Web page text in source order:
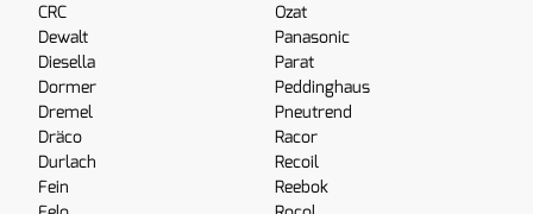
CRC
Dewalt
Diesella
Dormer
Dremel
Dräco
Durlach
Fein
Ozat
Panasonic
Parat
Peddinghaus
Pneutrend
Racor
Recoil
Reebok